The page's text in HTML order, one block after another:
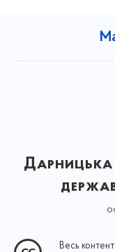
Дарницька
Весь